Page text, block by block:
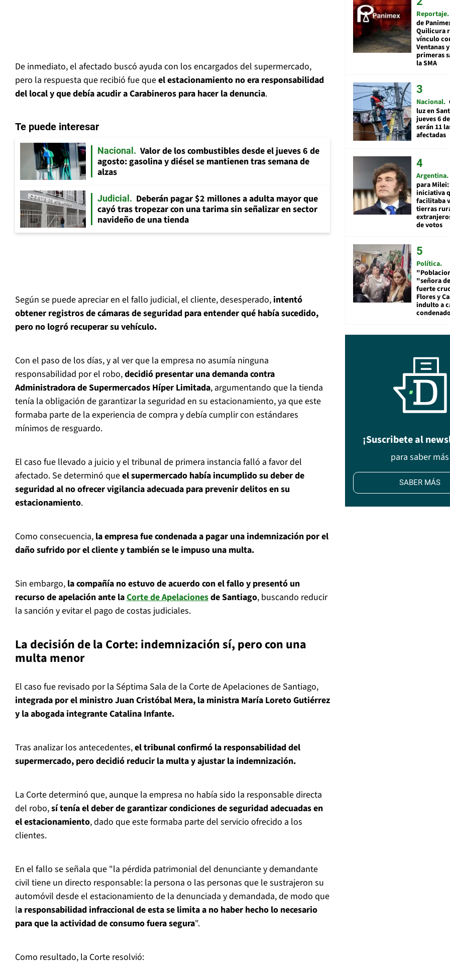
De inmediato, el afectado buscó ayuda con los encargados del supermercado,
pero la respuesta que recibió fue queel estacionamiento no era responsabilidad
del local y que debía acudir a Carabineros para hacer la denuncia.
Te puede interesar
Nacional
Valor de los combustibles desde el jueves 6 de
agosto: gasolina y diésel se mantienen tras semana de
alzas
Judicial
Deberán pagar $2 millones a adulta mayor que
cayó tras tropezar con una tarima sin señalizar en sector
navideño de una tienda
Según se puede apreciar en el fallo judicial, el cliente, desesperado, intentó
obtener registros de cámaras de seguridad para entender qué había sucedido,
pero no logró recuperar su vehículo.
Con el paso de los días, y al ver que la empresa no asumía ninguna
responsabilidad por el robo,decidió presentar una demanda contra
Administradora de Supermercados Híper Limitada, argumentando que la tienda
tenía la obligación de garantizar la seguridad en su estacionamiento, ya que este
formaba parte de la experiencia de compra y debía cumplir con estándares
mínimos de resguardo.
El caso fue llevado a juicio y el tribunal de primera instancia falló a favor del
afectado. Se determinó queel supermercado había incumplido su deber de
seguridad al no ofrecer vigilancia adecuada para prevenir delitos en su
estacionamiento.
Como consecuencia, la empresa fue condenada a pagar una indemnización por el
daño sufrido por el cliente y también se le impuso una multa.
Sin embargo, la compañía no estuvo de acuerdo con el fallo y presentó un
recurso de apelación ante laCorte de Apelacionesde Santiago, buscando reducir
la sanción y evitar el pago de costas judiciales.
La decisión de la Corte: indemnización sí, pero con una
multa menor
El caso fue revisado por la Séptima Sala de la Corte de Apelaciones de Santiago,
integrada por el ministro Juan Cristóbal Mera, la ministra María Loreto Gutiérrez
y la abogada integrante Catalina Infante.
Tras analizar los antecedentes,el tribunal confirmó la responsabilidad del
supermercado, pero decidió reducir la multa y ajustar la indemnización.
La Corte determinó que, aunque la empresa no había sido la responsable directa
del robo,sí tenía el deber de garantizar condiciones de seguridad adecuadas en
el estacionamiento, dado que este formaba parte del servicio ofrecido a los
clientes.
En el fallo se señala que "la pérdida patrimonial del denunciante y demandante
civil tiene un directo responsable: la persona o las personas que le sustrajeron su
automóvil desde el estacionamiento de la denunciada y demandada, de modo que
la responsabilidad infraccional de esta se limita a no haber hecho lo necesario
para que la actividad de consumo fuera segura".
Como resultado, la Corte resolvió:
Reportaje
de
Quilicura
vínculo
Ventanas
primeras
la SMA
Nacional
luz en
jueves 6
serán 11
afectadas
Argentina
para
iniciativa
facilitaba
tierras
de votos
Política
"señora
fuerte
Flores y
indulto a
¡Suscribete al
para saber más
SABER MÁS